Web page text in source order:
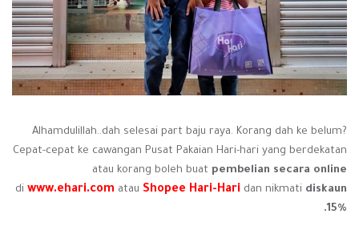
Alhamdulillah..dah selesai part baju raya. Korang dah ke belum?
Cepat-cepat ke cawangan Pusat Pakaian Hari-hari yang berdekatan
atau korang boleh buat pembelian secara online
di www.ehari.com atau Shopee Hari-Hari dan nikmati diskaun
15%.